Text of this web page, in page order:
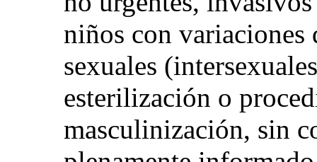
niños con variaciones
sexuales
esterilización o
masculinización, sin